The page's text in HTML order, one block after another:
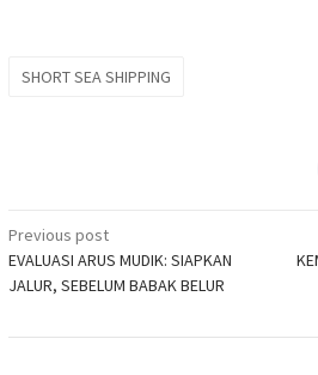
SHORT SEA SHIPPING
Post
navigation
Previous post
EVALUASI ARUS MUDIK: SIAPKAN
JALUR, SEBELUM BABAK BELUR